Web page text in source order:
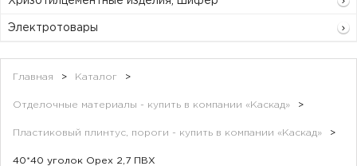
Электротовары
Главная > Каталог >
Отделочные материалы - купить в компании «Каскад» >
Пластиковый плинтус, пороги - купить в компании «Каскад» >
40*40 уголок Орех 2,7 ПВХ